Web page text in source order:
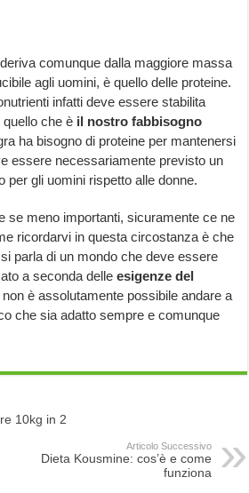
comunque dalla maggiore massa
agli uomini, è quello delle proteine.
infatti deve essere stabilita
che è il nostro fabbisogno
ha bisogno di proteine per mantenersi
essere necessariamente previsto un
per gli uomini rispetto alle donne.
se meno importanti, sicuramente ce ne
ricordarvi in questa circostanza è che
parla di un mondo che deve essere
a seconda delleesigenze del
è assolutamente possibile andare a
che sia adatto sempre e comunque
10kg in 2
Articolo Successivo
Dieta Kousmine: cos’è e come
funziona